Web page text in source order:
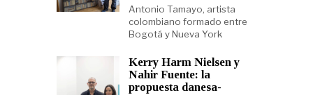
Antonio Tamayo, artista
colombiano formado entre
Bogotá y Nueva York
Kerry Harm Nielsen y
Nahir Fuente: la
propuesta danesa-